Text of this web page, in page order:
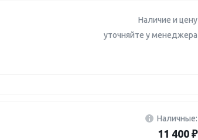
Наличие и цену
уточняйте у менеджера
Наличные:
11 400 ₽